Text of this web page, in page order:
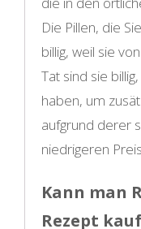
Die Pillen, die
billig, weil sie
Tat sind sie
haben, um
aufgrund derer
niedrigeren
Kann man
Rezept